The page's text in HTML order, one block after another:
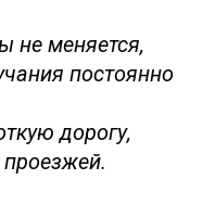
не меняется,
постоянно
дорогу,